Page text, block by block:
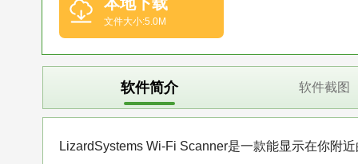
文件大小:5.0M
软件简介 软件截图
LizardSystems Wi-Fi Scanner是一款能显示在你附